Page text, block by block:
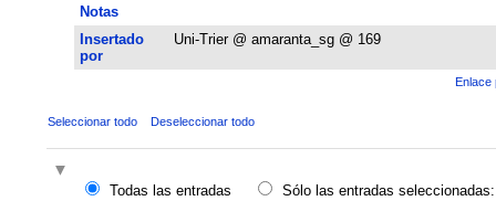
Notas
Insertado
por
Uni-Trier @ amaranta_sg @ 169
Enlace
Seleccionar todo Deseleccionar todo
Todas las entradas
Sólo las entradas seleccionadas: